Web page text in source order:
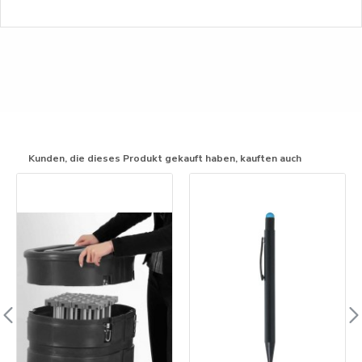
Kunden, die dieses Produkt gekauft haben, kauften auch